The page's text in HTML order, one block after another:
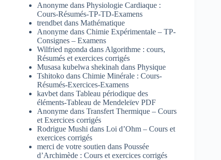
Anonyme dans Physiologie Cardiaque :
Cours-Résumés-TP-TD-Examens
trendbet dans Mathématique
Anonyme dans Chimie Expérimentale – TP-
Consignes – Examens
Wilfried ngonda dans Algorithme : cours,
Résumés et exercices corrigés
Musasa kubelwa shekinah dans Physique
Tshitoko dans Chimie Minérale : Cours-
Résumés-Exercices-Examens
kavbet dans Tableau périodique des
éléments-Tableau de Mendeleïev PDF
Anonyme dans Transfert Thermique – Cours
et Exercices corrigés
Rodrigue Mushi dans Loi d’Ohm – Cours et
exercices corrigés
merci de votre soutien dans Poussée
d’Archimède : Cours et exercices corrigés